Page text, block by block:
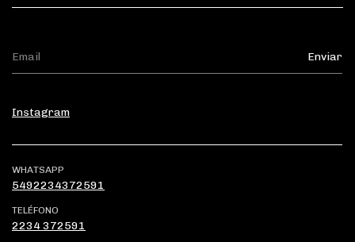
Instagram
WHATSAPP
5492234372591
TELÉFONO
2234 372591